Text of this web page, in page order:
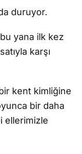
duruyor.
yana ilk kez
karşı
kent kimliğine
bir daha
ellerimizle